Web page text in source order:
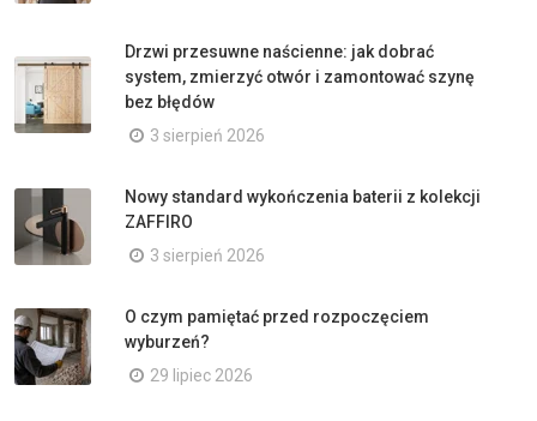
Drzwi przesuwne naścienne: jak dobrać
system, zmierzyć otwór i zamontować szynę
bez błędów
3 sierpień 2026
Nowy standard wykończenia baterii z kolekcji
ZAFFIRO
3 sierpień 2026
O czym pamiętać przed rozpoczęciem
wyburzeń?
29 lipiec 2026